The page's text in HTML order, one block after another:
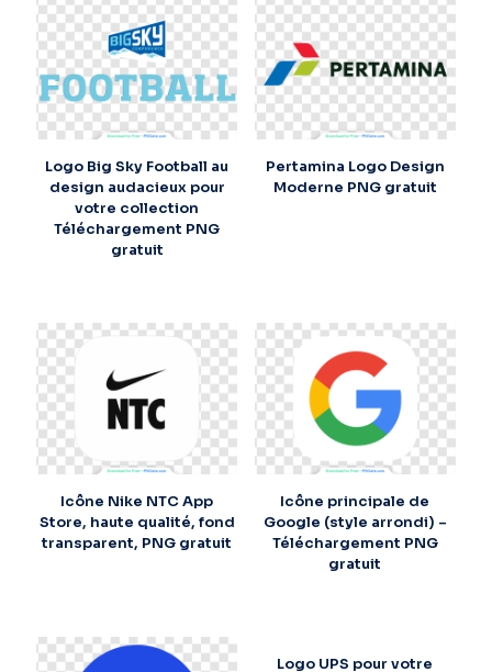
Logo Big Sky Football au
design audacieux pour
votre collection
Téléchargement PNG
gratuit
Pertamina Logo Design
Moderne PNG gratuit
Icône Nike NTC App
Store, haute qualité, fond
transparent, PNG gratuit
Icône principale de
Google (style arrondi) –
Téléchargement PNG
gratuit
Logo UPS pour votre